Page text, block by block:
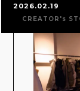
2026.02.19
CREATOR's